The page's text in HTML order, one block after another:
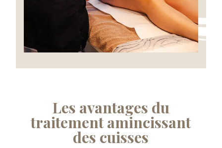
Les avantages du
traitement amincissant
des cuisses